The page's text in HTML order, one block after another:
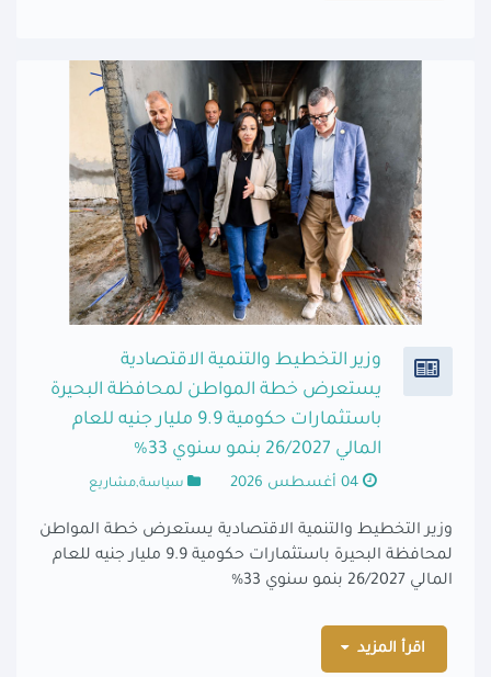
وزير التخطيط والتنمية الاقتصادية
يستعرض خطة المواطن لمحافظة البحيرة
باستثمارات حكومية 9.9 مليار جنيه للعام
المالي 26/2027 بنمو سنوي 33%
04 أغسطس 2026 سياسة,مشاريع
وزير التخطيط والتنمية الاقتصادية يستعرض خطة المواطن
لمحافظة البحيرة باستثمارات حكومية 9.9 مليار جنيه للعام
المالي 26/2027 بنمو سنوي 33%
اقرأ المزيد